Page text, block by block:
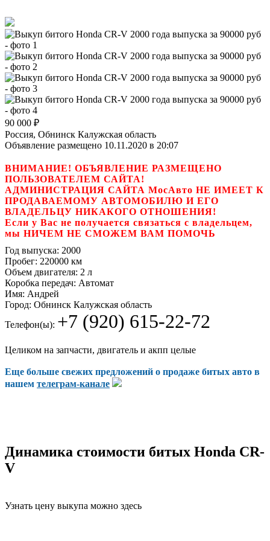
90 000 ₽
Россия, Обнинск Калужская область
Объявление размещено 10.11.2020 в 20:07
ВНИМАНИЕ! ОБЪЯВЛЕНИЕ РАЗМЕЩЕНО
ПОЛЬЗОВАТЕЛЕМ САЙТА!
АДМИНИСТРАЦИЯ САЙТА МосАвто НЕ ИМЕЕТ К
ПРОДАВАЕМОМУ АВТОМОБИЛЮ И ЕГО
ВЛАДЕЛЬЦУ НИКАКОГО ОТНОШЕНИЯ!
Если у Вас не получается связаться с владельцем,
мы НИЧЕМ НЕ СМОЖЕМ ВАМ ПОМОЧЬ
Год выпуска: 2000
Пробег: 220000 км
Объем двигателя: 2 л
Коробка передач: Автомат
Имя: Андрей
Город: Обнинск Калужская область
Телефон(ы): +7 (920) 615-22-72
Целиком на запчасти, двигатель и акпп целые
Еще больше свежих предложений о продаже битых авто в
нашем телеграм-канале
Динамика стоимости битых Honda CR-
V
Узнать цену выкупа можно здесь